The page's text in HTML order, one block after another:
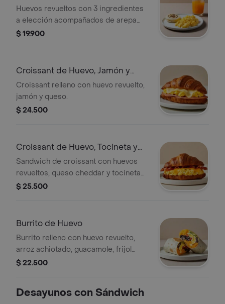
Huevos revueltos con 3 ingredientes
a elección acompañados de arepa
paisa y bebida.
$ 19.900
Croissant de Huevo, Jamón y
Queso
Croissant relleno con huevo revuelto,
jamón y queso.
$ 24.500
Croissant de Huevo, Tocineta y
Queso
Sandwich de croissant con huevos
revueltos, queso cheddar y tocineta
crocante.
$ 25.500
Burrito de Huevo
Burrito relleno con huevo revuelto,
arroz achiotado, guacamole, frijol
negro, pico de gallo, queso y salsa
$ 22.500
Desayunos con Sándwich